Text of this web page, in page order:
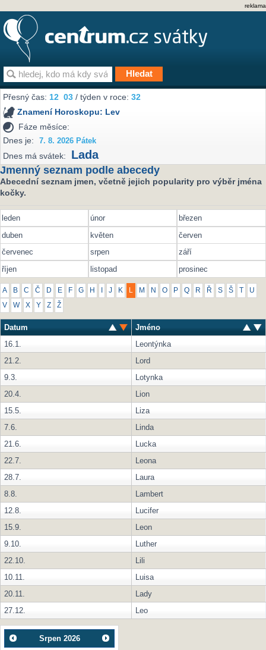
reklama
Přesný čas:12 03 / týden v roce:32
Znamení Horoskopu: Lev
Fáze měsíce:
Dnes je:
7. 8. 2026 Pátek
Dnes má svátek: Lada
Jmenný seznam podle abecedy
Abecední seznam jmen, včetně jejich popularity pro výběr jména
kočky.
leden únor
březen
duben
květen
červen
červenec
srpen
září
říjen
listopad prosinec
A B C Č D E F G H J K L M N O P Q R Ř S Š U
V W X Y Z Ž
Datum
Jméno
16.1.
Leontýnka
21.2.
Lord
9.3.
Lotynka
20.4.
Lion
15.5.
Liza
7.6.
Linda
21.6.
Lucka
22.7.
Leona
28.7.
Laura
8.8.
Lambert
12.8.
Lucifer
15.9.
Leon
9.10.
Luther
22.10.
Lili
10.11.
Luisa
20.11.
Lady
27.12.
Leo
Srpen 2026